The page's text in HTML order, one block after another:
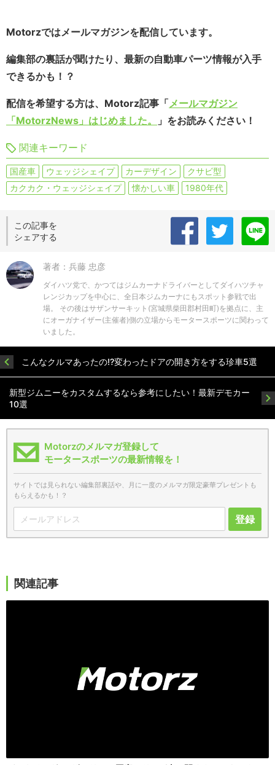
Motorzではメールマガジンを配信しています。
編集部の裏話が聞けたり、最新の自動車パーツ情報が入手
できるかも！？
配信を希望する方は、Motorz記事「メールマガジン
「MotorzNews」はじめました。
」をお読みください！
関連キーワード
国産車 ウェッジシェイプ カーデザイン
クサビ型
カクカク・ウェッジシェイプ
懐かしい車 1980年代
この記事を
シェアする
著者：兵藤 忠彦
ダイハツ党で、かつてはジムカーナドライバーとしてダイハツチャ
レンジカップを中心に、全日本ジムカーナにもスポット参戦で出
場。 その後はサザンサーキット(宮城県柴田郡村田町)を拠点に、主
にオーガナイザー(主催者)側の立場からモータースポーツに関わって
いました。
こんなクルマあったの!?変わったドアの開き方をする珍車5選
新型ジムニーをカスタムするなら参考にしたい！最新デモカー
10選
Motorzのメルマガ登録して
モータースポーツの最新情報を！
サイトでは見られない編集部裏話や、月に一度のメルマガ限定豪華プレゼントも
もらえるかも！？
登録
関連記事